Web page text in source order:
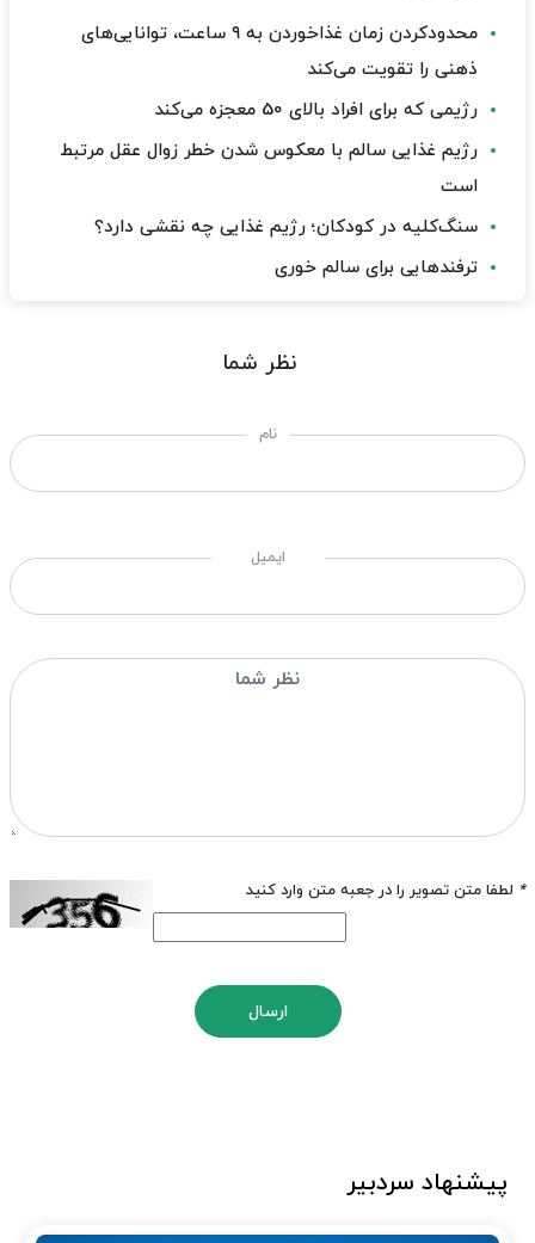
محدودکردن زمان غذاخوردن به ۹ ساعت، توانایی‌های
ذهنی را تقویت می‌کند
رژیمی که برای افراد بالای 50 معجزه می‌کند
رژیم غذایی سالم با معکوس شدن خطر زوال عقل مرتبط
است
سنگ‌کلیه در کودکان؛ رژیم غذایی چه نقشی دارد؟
ترفندهایی برای سالم خوری
نظر شما
نام
ایمیل
* لطفا متن تصویر را در جعبه متن وارد کنید
ارسال
پیشنهاد سردبیر